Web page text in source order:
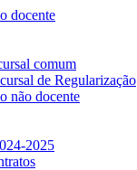
docente
comum
de Regularização
não docente
2025